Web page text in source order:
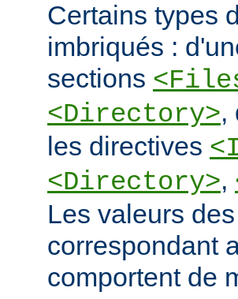
Certains types
imbriqués :
sections
<Directory>,
les directives
<Directory>,
Les valeurs
correspondant
comportent de